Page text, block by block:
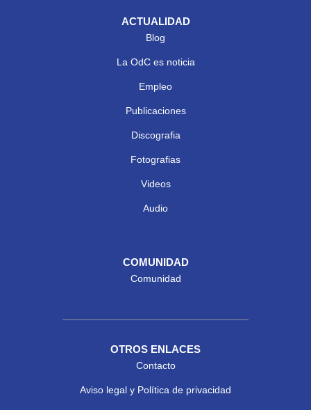
ACTUALIDAD
Blog
La OdC es noticia
Empleo
Publicaciones
Discografia
Fotografias
Videos
Audio
COMUNIDAD
Comunidad
OTROS ENLACES
Contacto
Aviso legal y Política de privacidad